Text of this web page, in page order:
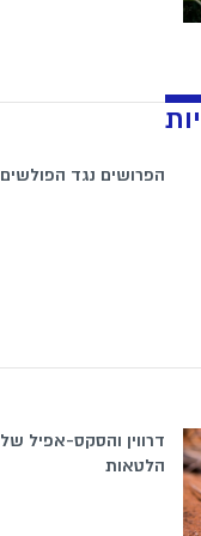
הפרושים נגד הפולשים
דרווין והסקס-אפיל של
הלטאות